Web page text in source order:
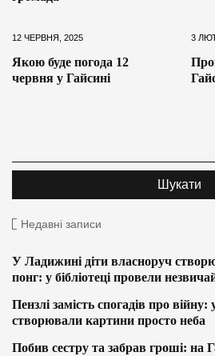
12 ЧЕРВНЯ, 2025
Якою буде погода 12
червня у Гайсині
3
Недавні записи
У Ладижині діти власноруч
понг: у бібліотеці провели
Пензлі замість спогадів про
створювали картини просто неба
Побив сестру та забрав гроші: на